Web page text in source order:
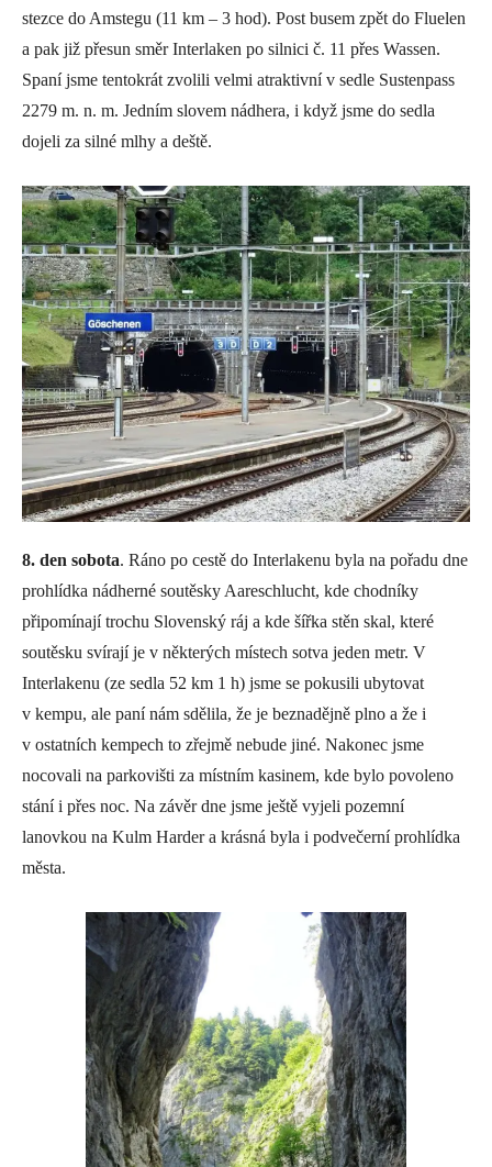
stezce do Amstegu (11 km – 3 hod). Post busem zpět do Fluelen
a pak již přesun směr Interlaken po silnici č. 11 přes Wassen.
Spaní jsme tentokrát zvolili velmi atraktivní v sedle Sustenpass
2279 m. n. m. Jedním slovem nádhera, i když jsme do sedla
dojeli za silné mlhy a deště.
8. den sobota. Ráno po cestě do Interlakenu byla na pořadu dne
prohlídka nádherné soutěsky Aareschlucht, kde chodníky
připomínají trochu Slovenský ráj a kde šířka stěn skal, které
soutěsku svírají je v některých místech sotva jeden metr. V
Interlakenu (ze sedla 52 km 1 h) jsme se pokusili ubytovat
v kempu, ale paní nám sdělila, že je beznadějně plno a že i
v ostatních kempech to zřejmě nebude jiné. Nakonec jsme
nocovali na parkovišti za místním kasinem, kde bylo povoleno
stání i přes noc. Na závěr dne jsme ještě vyjeli pozemní
lanovkou na Kulm Harder a krásná byla i podvečerní prohlídka
města.